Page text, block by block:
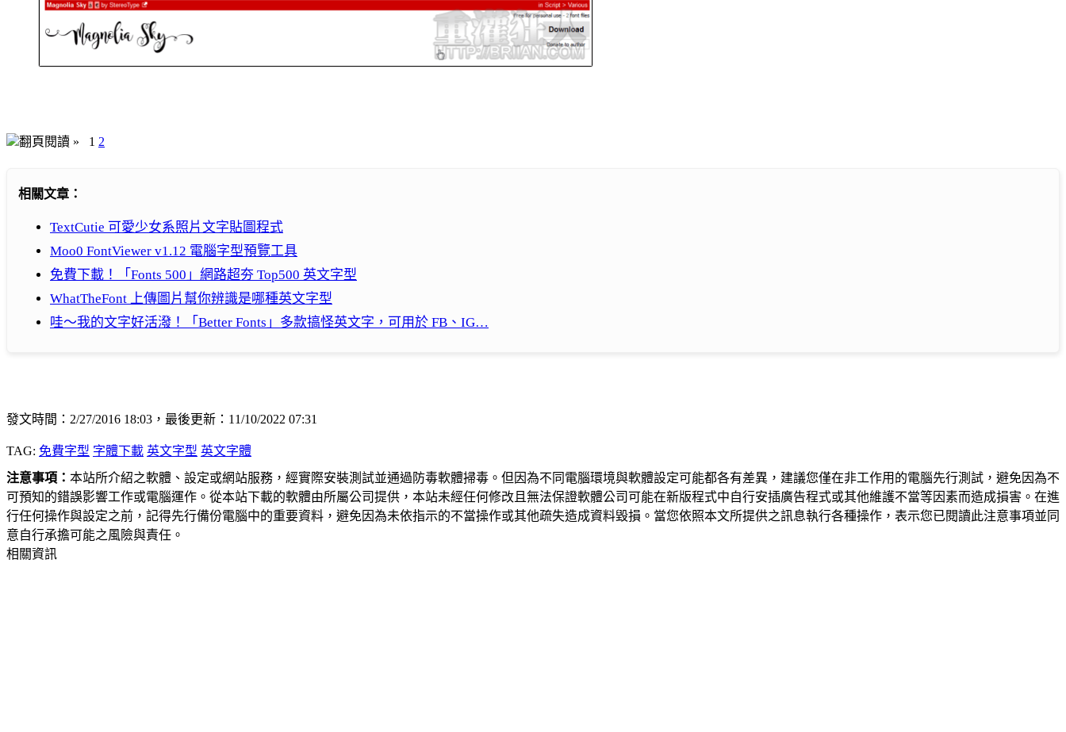
翻頁閱讀 » 1 2
相關文章：
TextCutie 可愛少女系照片文字貼圖程式
Moo0 FontViewer v1.12 電腦字型預覽工具
免費下載！「Fonts 500」網路超夯 Top500 英文字型
WhatTheFont 上傳圖片幫你辨識是哪種英文字型
哇～我的文字好活潑！「Better Fonts」多款搞怪英文字，可用於 FB、IG…
發文時間：2/27/2016 18:03，最後更新：11/10/2022 07:31
TAG: 免費字型 字體下載 英文字型 英文字體
注意事項： 本站所介紹之軟體、設定或網站服務，經實際安裝測試並通過防毒軟體掃毒。但因為不同電腦環境與軟體設定可能都各有差異，建議您僅在非工作用的電腦先行測試，避免因為不
可預知的錯誤影響工作或電腦運作。從本站下載的軟體由所屬公司提供，本站未經任何修改且無法保證軟體公司可能在新版程式中自行安插廣告程式或其他維護不當等因素而造成損害。在進
行任何操作與設定之前，記得先行備份電腦中的重要資料，避免因為未依指示的不當操作或其他疏失造成資料毀損。當您依照本文所提供之訊息執行各種操作，表示您已閱讀此注意事項並同
意自行承擔可能之風險與責任。
相關資訊